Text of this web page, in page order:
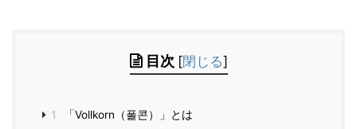
目次 [閉じる]
1 「Vollkorn（폴콘）」とは